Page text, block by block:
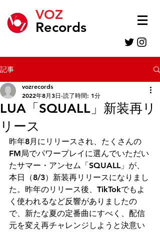
Records
VOZ
記事
LUA「SQUALL」新装再リ
リース
vozrecords
2022年8月3日 読了時間: 1分
昨年8月にリリースされ、たくさんの
FM局でパワープレイに選んでいただい
たサマー・アンセム「SQUALL」が、
本日（8/3）新装再リリースになりまし
た。昨年のリリース後、TikTokでもよ
く使われるなど反響がありましたの
で、新たな夏の定番曲にすべく、配信
元を変え再チャレンジしようと決意い